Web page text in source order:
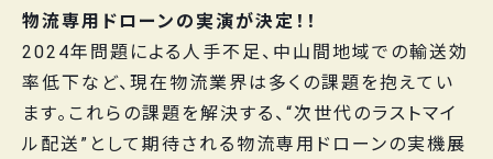
物流専用ドローンの 実演が決定！！
2024年問題による人手不足、中山間地域での輸送効
率低下など、現在物流業界は多くの課題を抱えてい
ます。これらの課題を解決する、“次世代のラストマイ
ル配送”として期待される 物流専用ドローンの実機展